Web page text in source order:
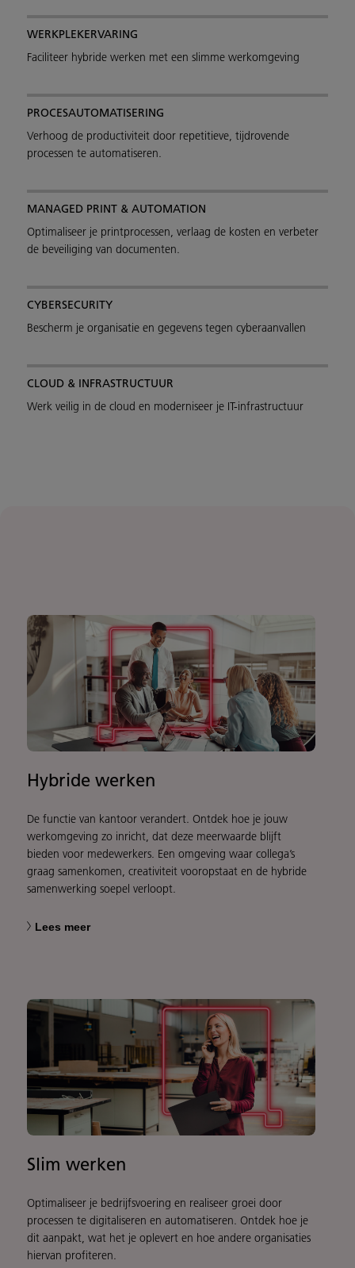
WERKPLEKERVARING
Faciliteer hybride werken met een slimme werkomgeving
PROCESAUTOMATISERING
Verhoog de productiviteit door repetitieve, tijdrovende
processen te automatiseren.
MANAGED PRINT & AUTOMATION
Optimaliseer je printprocessen, verlaag de kosten en verbeter
de beveiliging van documenten.
CYBERSECURITY
Bescherm je organisatie en gegevens tegen cyberaanvallen
CLOUD & INFRASTRUCTUUR
Werk veilig in de cloud en moderniseer je IT-infrastructuur
Hybride werken
De functie van kantoor verandert. Ontdek hoe je jouw
werkomgeving zo inricht, dat deze meerwaarde blijft
bieden voor medewerkers. Een omgeving waar collega’s
graag samenkomen, creativiteit vooropstaat en de hybride
samenwerking soepel verloopt.
Lees meer
Slim werken
Optimaliseer je bedrijfsvoering en realiseer groei door
processen te digitaliseren en automatiseren. Ontdek hoe je
dit aanpakt, wat het je oplevert en hoe andere organisaties
hiervan profiteren.